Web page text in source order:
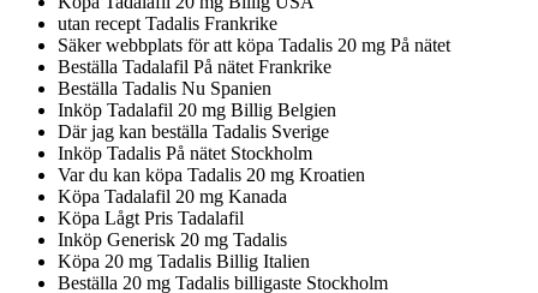
utan recept Tadalis Frankrike
Säker webbplats för att köpa Tadalis 20 mg På nätet
Beställa Tadalafil På nätet Frankrike
Beställa Tadalis Nu Spanien
Inköp Tadalafil 20 mg Billig Belgien
Där jag kan beställa Tadalis Sverige
Inköp Tadalis På nätet Stockholm
Var du kan köpa Tadalis 20 mg Kroatien
Köpa Tadalafil 20 mg Kanada
Köpa Lågt Pris Tadalafil
Inköp Generisk 20 mg Tadalis
Köpa 20 mg Tadalis Billig Italien
Beställa 20 mg Tadalis billigaste Stockholm